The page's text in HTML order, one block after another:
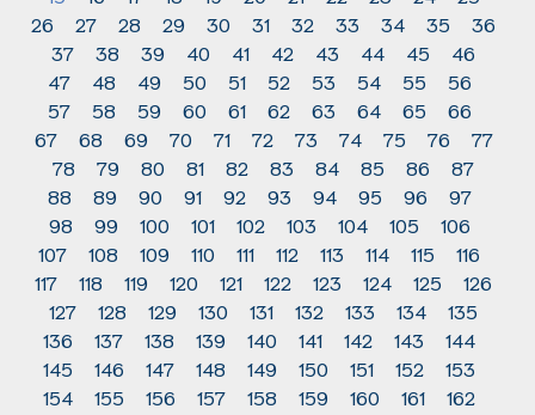
26
27 28 29 30 31 32 33 34 35
36
37
38 39 40 41 42 43 44 45
46
47
48 49 50 51 52 53 54 55
56
57
58 59 60 61 62 63 64 65
66
67
68 69 70 71 72 73 74 75 76
77
78
79 80 81 82 83 84 85 86
87
88
89 90 91 92 93 94 95 96
97
98
99 100 101 102 103 104 105
106
107
108 109 110 111 112 113 114 115
116
117
118 119 120 121 122 123 124 125
126
127
128 129 130 131 132 133 134
135
136
137 138 139 140 141 142 143
144
145
146 147 148 149 150 151 152
153
154
155 156 157 158 159 160 161
162